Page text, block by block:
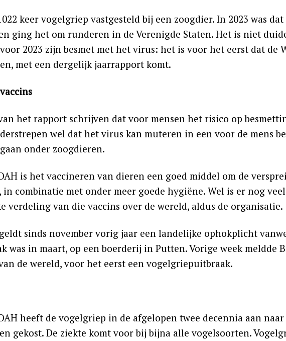
keer vogelgriep vastgesteld bij een zoogdier. In 2023 was
ging het om runderen in de Verenigde Staten. Het is niet
2023 zijn besmet met het virus: het is voor het eerst dat de
met een dergelijk jaarrapport komt.
het rapport schrijven dat voor mensen het risico op
wel dat het virus kan muteren in een voor de mens
onder zoogdieren.
is het vaccineren van dieren een goed middel om de
in combinatie met onder meer goede hygiëne. Wel is er nog
verdeling van die vaccins over de wereld, aldus de organisatie.
sinds november vorig jaar een landelijke ophokplicht
was in maart, op een boerderij in Putten. Vorige week meldde
de wereld, voor het eerst een vogelgriepuitbraak.
heeft de vogelgriep in de afgelopen twee decennia aan
gekost. De ziekte komt voor bij bijna alle vogelsoorten.